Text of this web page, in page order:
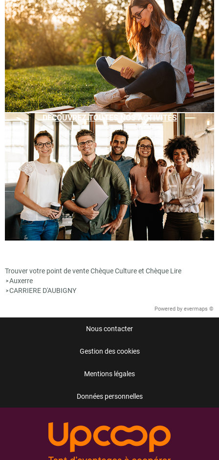
DÉCOUVREZ TOUTES NOS ACTIVITÉS
Trouver votre point de vente Chèque Culture et Chèque Lire
>Auxerre
>CARRIERE D'AUBIGNY
Powered by evermaps ©
Nous contacter
Gestion des cookies
Mentions légales
Données personnelles